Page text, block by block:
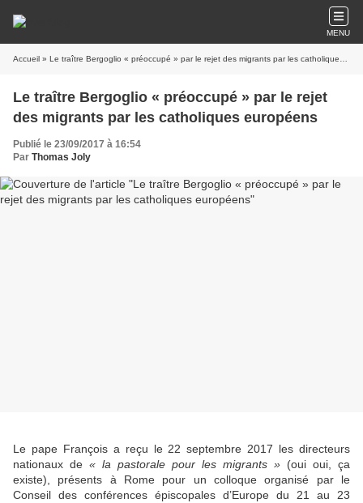
MENU
Accueil » Le traître Bergoglio « préoccupé » par le rejet des migrants par les catholiques européens
Le traître Bergoglio « préoccupé » par le rejet
des migrants par les catholiques européens
Publié le 23/09/2017 à 16:54
Par Thomas Joly
Le pape François a reçu le 22 septembre 2017 les directeurs
nationaux de « la pastorale pour les migrants » (oui oui, ça
existe), présents à Rome pour un colloque organisé par le
Conseil des conférences épiscopales d’Europe du 21 au 23